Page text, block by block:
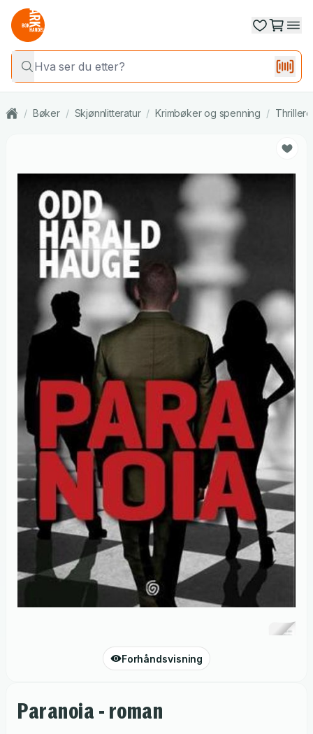
/ Bøker / Skjønnlitteratur / Krimbøker og spenning / Thrillere
Forhåndsvisning
Paranoia - roman